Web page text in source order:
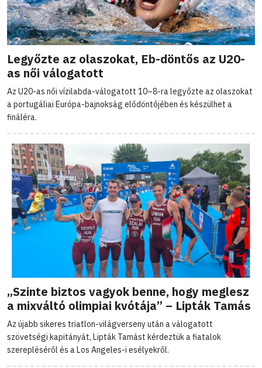
Legyőzte az olaszokat, Eb-döntős az U20-
as női válogatott
Az U20-as női vízilabda-válogatott 10–8-ra legyőzte az olaszokat
a portugáliai Európa-bajnokság elődöntőjében és készülhet a
fináléra.
„Szinte biztos vagyok benne, hogy meglesz
a mixváltó olimpiai kvótája” – Lipták Tamás
Az újabb sikeres triatlon-világverseny után a válogatott
szövetségi kapitányát, Lipták Tamást kérdeztük a fiatalok
szerepléséről és a Los Angeles-i esélyekről.